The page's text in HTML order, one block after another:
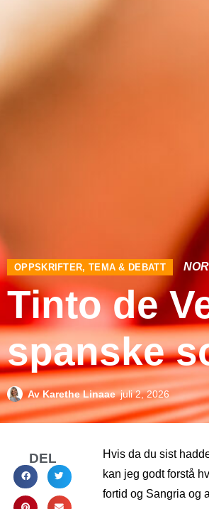
OPPSKRIFTER, TEMA & DEBATT
Tinto de
spanske
AvKarethe Linaae juli 2, 2026
DEL
Hvis da du sist
kan jeg godt forstå
fortid og Sangria og